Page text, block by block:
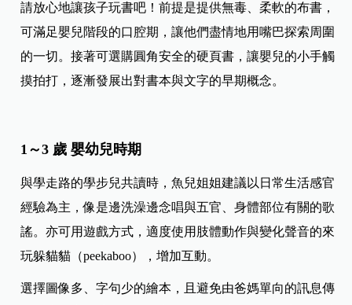
請放心地讓孩子玩書吧！前提是提供無毒、柔軟的布書，
可滿足嬰兒階段的口腔期，讓他們盡情地用嘴巴探索周圍
的一切。接著可選購圓角安全的硬頁書，讓嬰兒的小手觸
摸拍打，逐漸發展出對書本與文字的早期概念。
1～3 歲 嬰幼兒時期
與學走路的學步兒共讀時，魚兒姐姐建議以日常生活感官
經驗為主，像是邊洗澡邊念唱與五官、身體部位有關的歌
謠。亦可用遊戲方式，適度使用肢體動作與變化聲音的來
玩躲貓貓（peekaboo），增加互動。
選擇圖像多、字句少的繪本，且避免由爸媽單向的訊息傳